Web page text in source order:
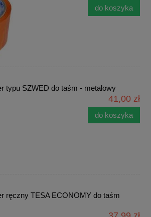
do koszyka
typu SZWED do taśm - metalowy
41,00 zł
do koszyka
ręczny TESA ECONOMY do taśm